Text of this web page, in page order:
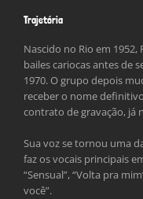
Trajetória
Nascido no Rio em 1952,
bailes cariocas antes de
1970. O grupo depois
receber o nome
contrato de gravação, já
Sua voz se tornou uma
faz os vocais principais
“Sensual”, “Volta pra
você”.